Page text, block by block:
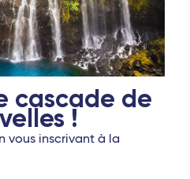
cascade de
!
vous inscrivant à la